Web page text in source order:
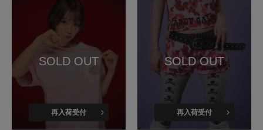
SOLD OUT
再入荷受付
SOLD OUT
再入荷受付